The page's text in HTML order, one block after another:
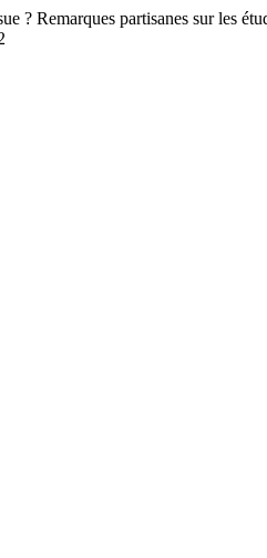
? Remarques partisanes sur les